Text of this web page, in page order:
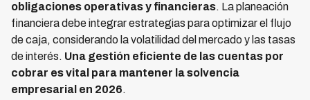
obligaciones operativas y financieras. La planeación
financiera debe integrar estrategias para optimizar el flujo
de caja, considerando la volatilidad del mercado y las tasas
de interés. Una gestión eficiente de las cuentas por
cobrar es vital para mantener la solvencia
empresarial en 2026.